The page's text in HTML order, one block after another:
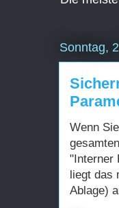
Sonntag,
Wenn
"Interner
liegt das
Ablage)